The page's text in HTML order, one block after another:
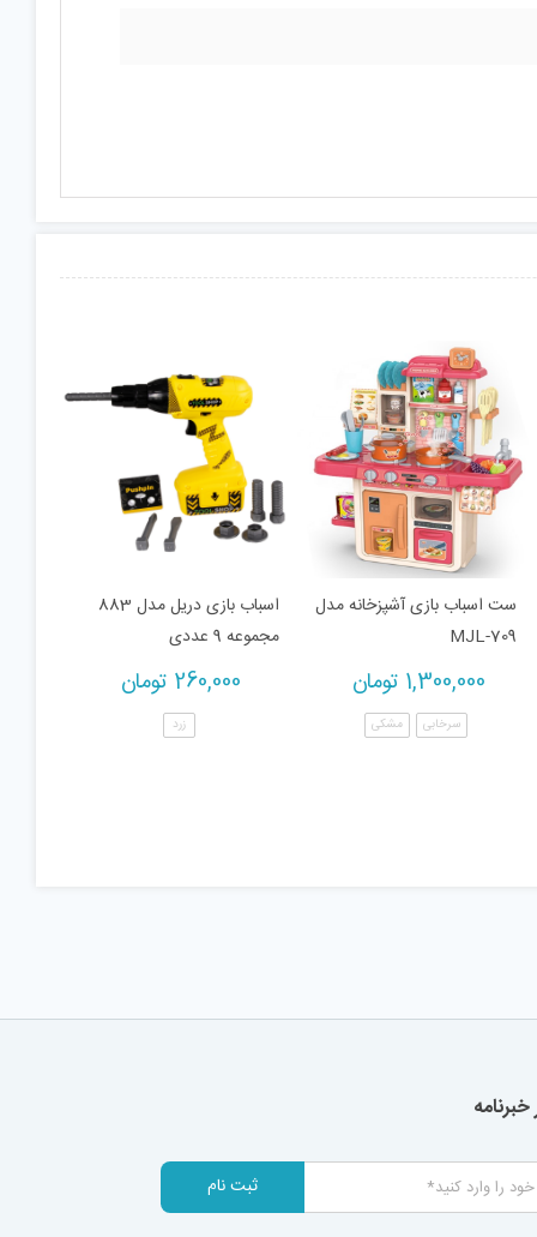
ست اسباب بازی آشپزخانه مدل
MJL-709
1,300,000 تومان
سرخابی مشکی
اسباب بازی دریل مدل 883
مجموعه 9 عددی
260,000 تومان
زرد
ثبت نام